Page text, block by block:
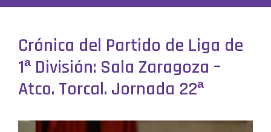
Crónica del Partido de Liga de
1ª División: Sala Zaragoza –
Atco. Torcal. Jornada 22ª